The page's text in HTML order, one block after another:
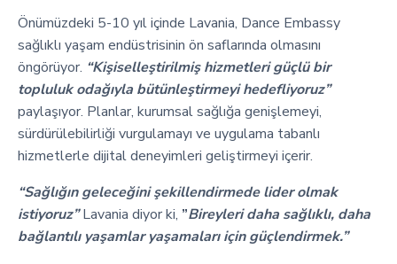
Önümüzdeki 5-10 yıl içinde Lavania, Dance Embassy
sağlıklı yaşam endüstrisinin ön saflarında olmasını
öngörüyor. “Kişiselleştirilmiş hizmetleri güçlü bir
topluluk odağıyla bütünleştirmeyi hedefliyoruz”
paylaşıyor. Planlar, kurumsal sağlığa genişlemeyi,
sürdürülebilirliği vurgulamayı ve uygulama tabanlı
hizmetlerle dijital deneyimleri geliştirmeyi içerir.
“Sağlığın geleceğini şekillendirmede lider olmak
istiyoruz”Lavania diyor ki, ”Bireyleri daha sağlıklı, daha
bağlantılı yaşamlar yaşamaları için güçlendirmek.”